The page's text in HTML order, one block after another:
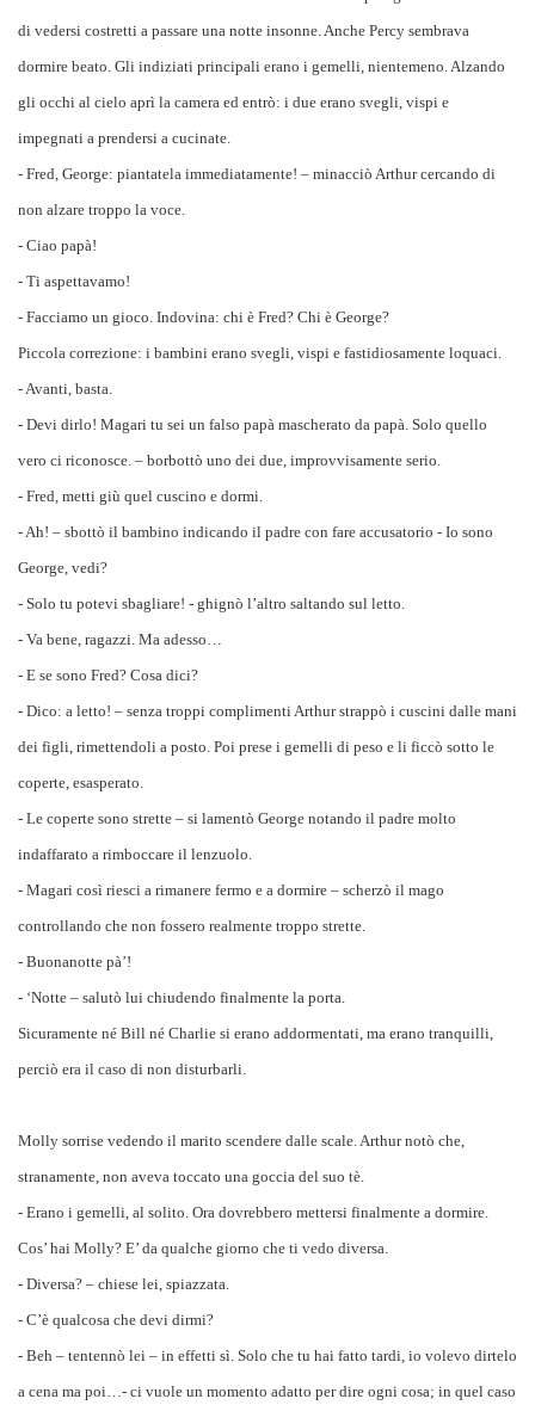
di vedersi costretti a passare una notte insonne. Anche Percy sembrava
dormire beato. Gli indiziati principali erano i gemelli, nientemeno. Alzando
gli occhi al cielo aprì la camera ed entrò: i due erano svegli, vispi e
impegnati a prendersi a cucinate.
- Fred, George: piantatela immediatamente! – minacciò Arthur cercando di
non alzare troppo la voce.
- Ciao papà!
- Ti aspettavamo!
- Facciamo un gioco. Indovina: chi è Fred? Chi è George?
Piccola correzione: i bambini erano svegli, vispi e fastidiosamente loquaci.
- Avanti, basta.
- Devi dirlo! Magari tu sei un falso papà mascherato da papà. Solo quello
vero ci riconosce. – borbottò uno dei due, improvvisamente serio.
- Fred, metti giù quel cuscino e dormi.
- Ah! – sbottò il bambino indicando il padre con fare accusatorio - Io sono
George, vedi?
- Solo tu potevi sbagliare! - ghignò l’altro saltando sul letto.
- Va bene, ragazzi. Ma adesso…
- E se sono Fred? Cosa dici?
- Dico: a letto! – senza troppi complimenti Arthur strappò i cuscini dalle mani
dei figli, rimettendoli a posto. Poi prese i gemelli di peso e li ficcò sotto le
coperte, esasperato.
- Le coperte sono strette – si lamentò George notando il padre molto
indaffarato a rimboccare il lenzuolo.
- Magari così riesci a rimanere fermo e a dormire – scherzò il mago
controllando che non fossero realmente troppo strette.
- Buonanotte pà’!
- ‘Notte – salutò lui chiudendo finalmente la porta.
Sicuramente né Bill né Charlie si erano addormentati, ma erano tranquilli,
perciò era il caso di non disturbarli.
Molly sorrise vedendo il marito scendere dalle scale. Arthur notò che,
stranamente, non aveva toccato una goccia del suo tè.
- Erano i gemelli, al solito. Ora dovrebbero mettersi finalmente a dormire.
Cos’ hai Molly? E’ da qualche giorno che ti vedo diversa.
- Diversa? – chiese lei, spiazzata.
- C’è qualcosa che devi dirmi?
- Beh – tentennò lei – in effetti sì. Solo che tu hai fatto tardi, io volevo dirtelo
a cena ma poi…- ci vuole un momento adatto per dire ogni cosa; in quel caso